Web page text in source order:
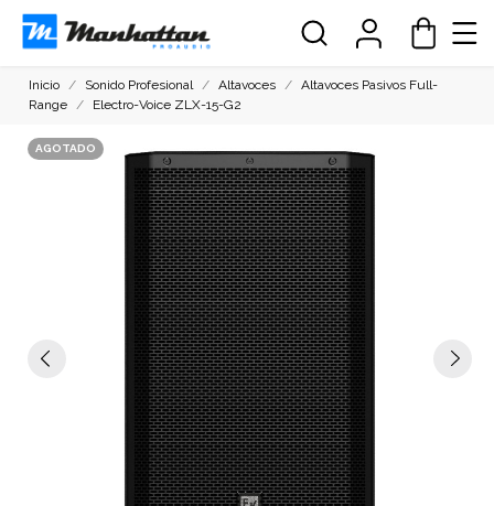
Inicio Sonido Profesional Altavoces
Altavoces Pasivos Full-
Range
Electro-Voice ZLX-15-G2
AGOTADO